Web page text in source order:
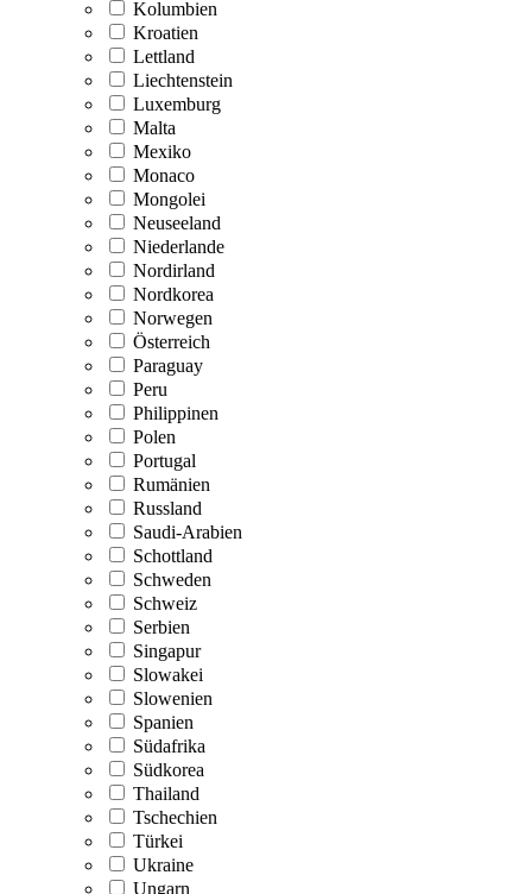
Kolumbien
Kroatien
Lettland
Liechtenstein
Luxemburg
Malta
Mexiko
Monaco
Mongolei
Neuseeland
Niederlande
Nordirland
Nordkorea
Norwegen
Österreich
Paraguay
Peru
Philippinen
Polen
Portugal
Rumänien
Russland
Saudi-Arabien
Schottland
Schweden
Schweiz
Serbien
Singapur
Slowakei
Slowenien
Spanien
Südafrika
Südkorea
Thailand
Tschechien
Türkei
Ukraine
Ungarn